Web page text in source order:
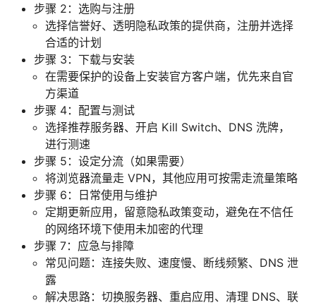
步骤 2：选购与注册
选择信誉好、透明隐私政策的提供商，注册并选择
合适的计划
步骤 3：下载与安装
在需要保护的设备上安装官方客户端，优先来自官
方渠道
步骤 4：配置与测试
选择推荐服务器、开启 Kill Switch、DNS 洗牌，
进行测速
步骤 5：设定分流（如果需要）
将浏览器流量走 VPN，其他应用可按需走流量策略
步骤 6：日常使用与维护
定期更新应用，留意隐私政策变动，避免在不信任
的网络环境下使用未加密的代理
步骤 7：应急与排障
常见问题：连接失败、速度慢、断线频繁、DNS 泄
露
解决思路：切换服务器、重启应用、清理 DNS、联